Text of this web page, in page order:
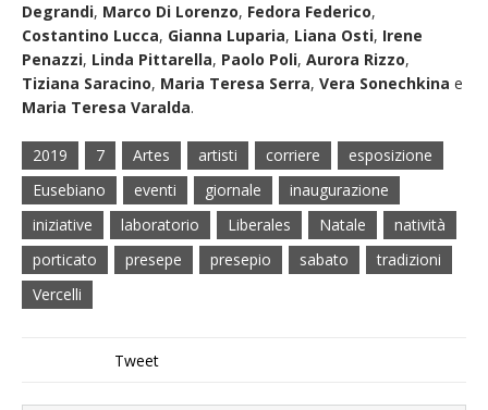
Degrandi, Marco Di Lorenzo, Fedora Federico,
Costantino Lucca, Gianna Luparia, Liana Osti, Irene
Penazzi, Linda Pittarella, Paolo Poli, Aurora Rizzo,
Tiziana Saracino, Maria Teresa Serra, Vera Sonechkina e
Maria Teresa Varalda.
2019 7 Artes artisti corriere
esposizione
Eusebiano
eventi giornale
inaugurazione
iniziative
laboratorio Liberales Natale
natività
porticato
presepe presepio sabato
tradizioni
Vercelli
Tweet